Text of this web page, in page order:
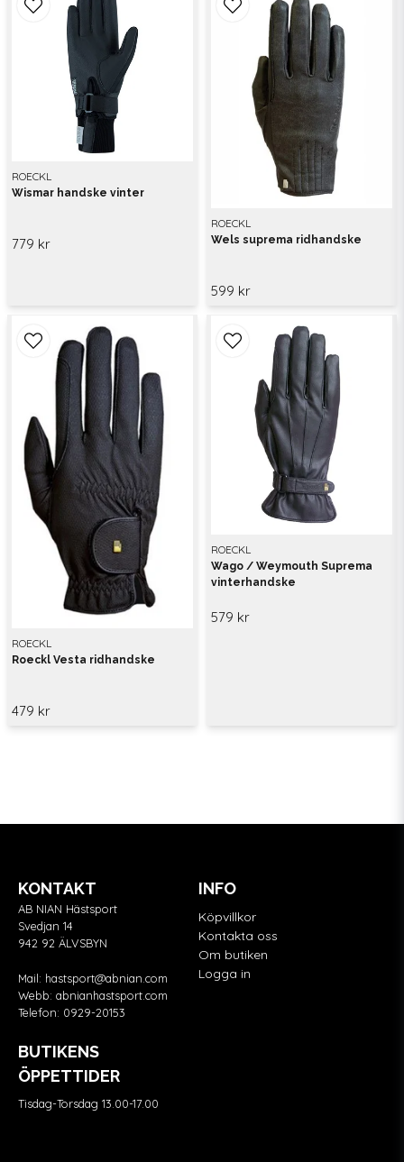
ROECKL
Wismar handske vinter
779 kr
ROECKL
Wels suprema ridhandske
599 kr
ROECKL
Roeckl Vesta ridhandske
479 kr
ROECKL
Wago / Weymouth Suprema
vinterhandske
579 kr
KONTAKT
AB NIAN Hästsport
Svedjan 14
942 92 ÄLVSBYN
Mail: hastsport@abnian.com
Webb: abnianhastsport.com
Telefon: 0929-20153
BUTIKENS
ÖPPETTIDER
Tisdag-Torsdag 13.00-17.00
INFO
Köpvillkor
Kontakta oss
Om butiken
Logga in